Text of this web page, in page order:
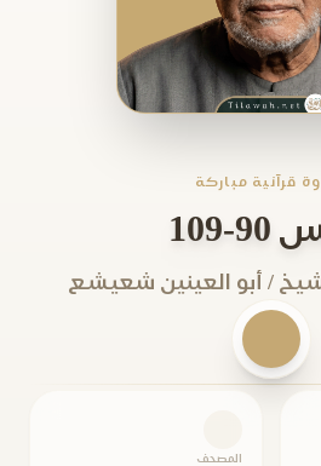
قرآنية مباركة
109
/ أبو العينين شعيشع
المصحف